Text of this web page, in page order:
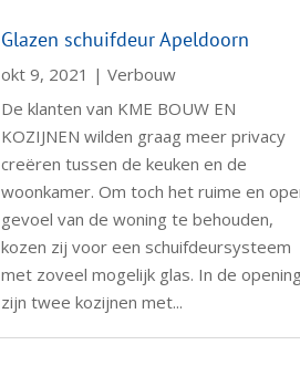
Glazen schuifdeur Apeldoorn
okt 9, 2021 |Verbouw
De klanten van KME BOUW EN
KOZIJNEN wilden graag meer privacy
creëren tussen de keuken en de
woonkamer. Om toch het ruime en
gevoel van de woning te behouden,
kozen zij voor een schuifdeursysteem
met zoveel mogelijk glas. In de opening
zijn twee kozijnen met...